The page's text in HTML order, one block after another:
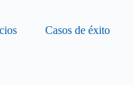
Casos de éxito